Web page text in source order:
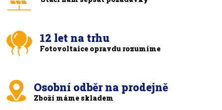
12 let na trhu
Fotovoltaice opravdu rozumíme
Osobní odběr na prodejně
Zboží máme skladem